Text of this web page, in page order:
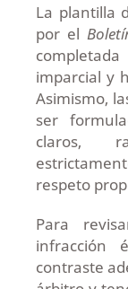
La plantilla
por el
imparcial y
Asimismo,
ser
claros,
respeto
Para
infracción
contraste